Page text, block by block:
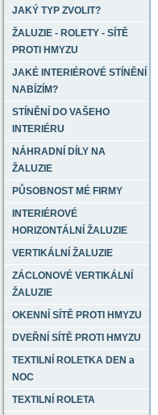
JAKÝ TYP ZVOLIT?
ŽALUZIE - ROLETY - SÍTĚ
PROTI HMYZU
JAKÉ INTERIÉROVÉ STÍNĚNÍ
NABÍZÍM?
STÍNĚNÍ DO VAŠEHO
INTERIÉRU
NÁHRADNÍ DÍLY NA
ŽALUZIE
PŮSOBNOST MÉ FIRMY
INTERIÉROVÉ
HORIZONTÁLNÍ ŽALUZIE
VERTIKÁLNÍ ŽALUZIE
ZÁCLONOVÉ VERTIKÁLNÍ
ŽALUZIE
OKENNÍ SÍTĚ PROTI HMYZU
DVEŘNÍ SÍTĚ PROTI HMYZU
TEXTILNÍ ROLETKA DEN a
NOC
TEXTILNÍ ROLETA